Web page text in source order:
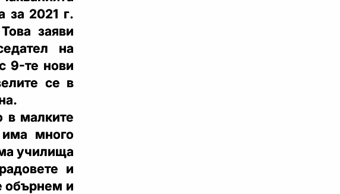
за 2021 г.
заяви
на
9-те нови
се в
в малките
много
училища
и
обърнем и